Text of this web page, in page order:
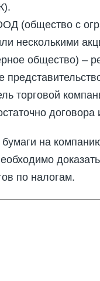
(общество с
несколькими
общество) –
торговой
договора
на
по налогам.